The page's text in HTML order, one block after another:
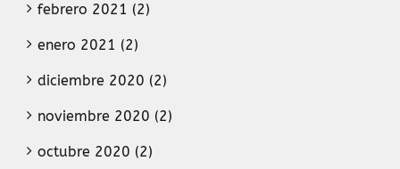
febrero 2021 (2)
enero 2021 (2)
diciembre 2020 (2)
noviembre 2020 (2)
octubre 2020 (2)